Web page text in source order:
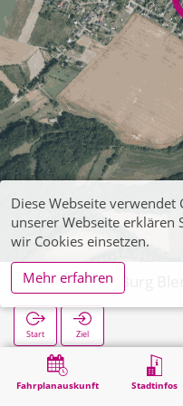
Fahrplanauskunft Stadtinfos
Heimbach, Burg
Start Ziel
Freizeit & Tourismus
Diese Webseite
unserer Webseite erklären
wir Cookies einsetzen.
Mehr erfahren